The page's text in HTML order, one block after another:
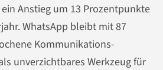
Anstieg um 13 Prozentpunkte
WhatsApp bleibt mit 87
Kommunikations-
unverzichtbares Werkzeug für